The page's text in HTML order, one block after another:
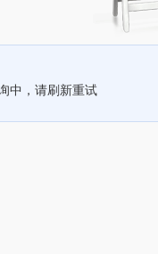
中，请刷新重试